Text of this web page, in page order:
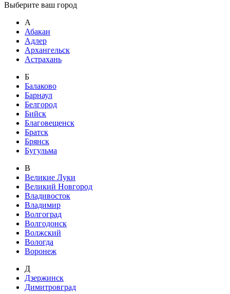
Выберите ваш город
А
Абакан
Адлер
Архангельск
Астрахань
Б
Балаково
Барнаул
Белгород
Бийск
Благовещенск
Братск
Брянск
Бугульма
В
Великие Луки
Великий Новгород
Владивосток
Владимир
Волгоград
Волгодонск
Волжский
Вологда
Воронеж
Д
Дзержинск
Димитровград